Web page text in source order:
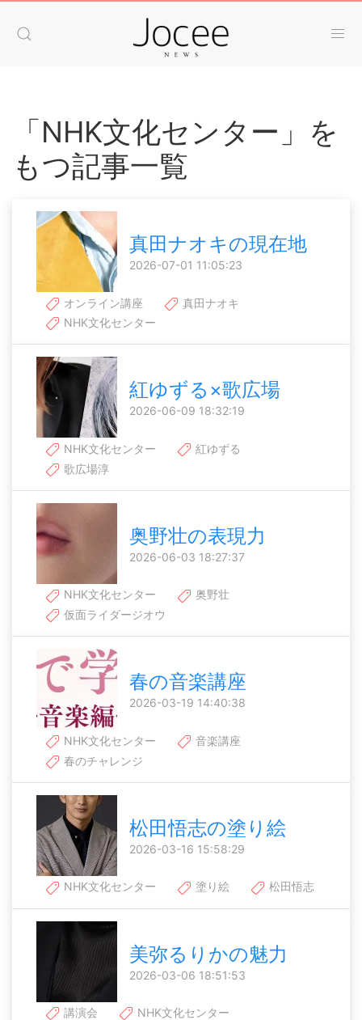
「NHK文化センター」を
もつ記事一覧
真田ナオキの現在地
2026-07-01 11:05:23
オンライン講座
真田ナオキ
NHK文化センター
紅ゆずる×歌広場
2026-06-09 18:32:19
NHK文化センター
紅ゆずる
歌広場淳
奥野壮の表現力
2026-06-03 18:27:37
NHK文化センター
奥野壮
仮面ライダージオウ
春の音楽講座
2026-03-19 14:40:38
NHK文化センター
音楽講座
春のチャレンジ
松田悟志の塗り絵
2026-03-16 15:58:29
NHK文化センター 塗り絵 松田悟志
美弥るりかの魅力
2026-03-06 18:51:53
講演会
NHK文化センター